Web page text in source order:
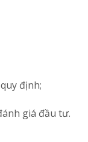
định;
giá đầu tư.